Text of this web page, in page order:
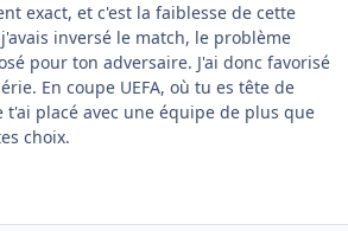
exact, et c'est la faiblesse de cette
inversé le match, le problème
pour ton adversaire. J'ai donc favorisé
En coupe UEFA, où tu es tête de
t'ai placé avec une équipe de plus que
choix.